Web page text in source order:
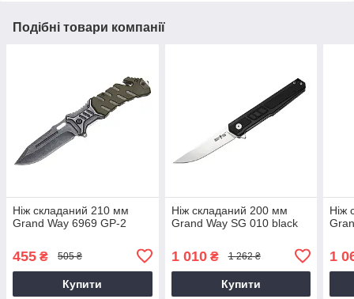
Подібні товари компанії
Ніж складаний 210 мм
Grand Way 6969 GP-2
455 ₴ 505 ₴
Купити
Ніж складаний 200 мм
Grand Way SG 010 black
1 010₴ 1 262 ₴
Купити
Ніж
1